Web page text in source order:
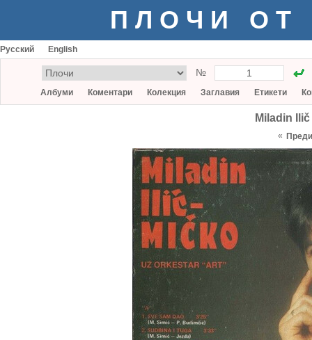
ПЛОЧИ ОТ
Русский English
№
Албуми Коментари Колекция Заглавия Етикети
Miladin
«